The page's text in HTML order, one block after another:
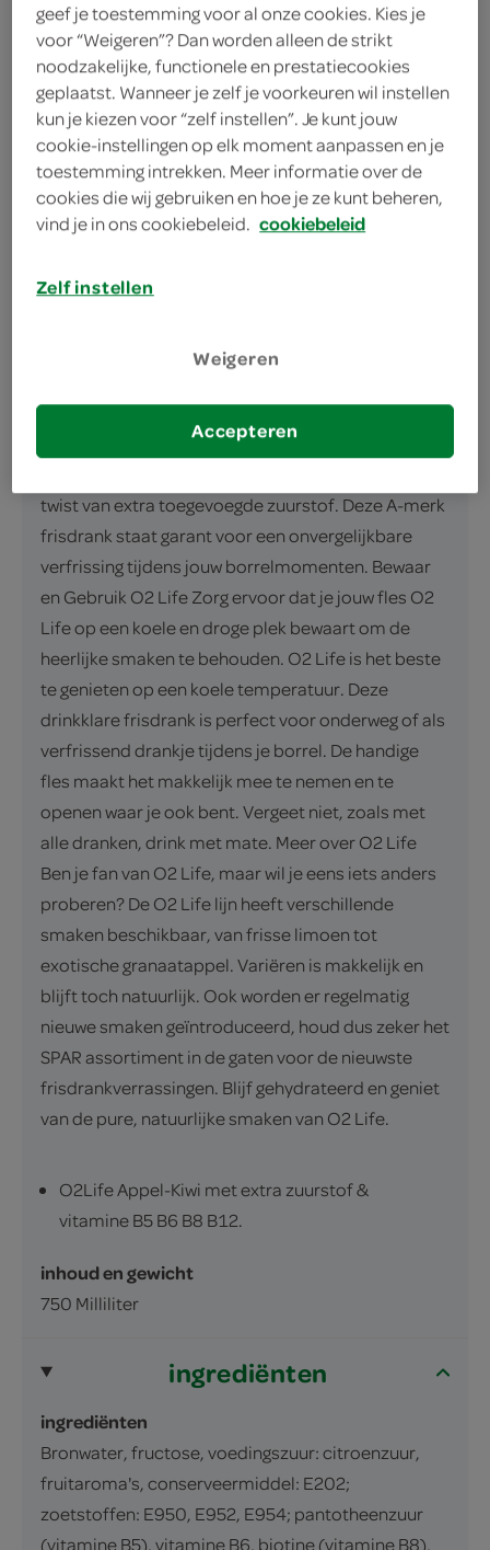
Koolzuurvrij genieten
100% natuurlijk mineraalwater
omschrijving
O2 Life Apple Kiwi: Verfrissing op zijn Best Begin je
dorstlesser van O2 Life. Deze 750 ml fles vol appel-
mineraalwater. Een verfrissende combinatie waar
je geen genoeg van zult krijgen! Geniet van de
twist van extra toegevoegde zuurstof. Deze A-merk
frisdrank staat garant voor een onvergelijkbare
verfrissing tijdens jouw borrelmomenten. Bewaar
en Gebruik O2 Life Zorg ervoor dat je jouw fles O2
Life op een koele en droge plek bewaart om de
heerlijke smaken te behouden. O2 Life is het beste
te genieten op een koele temperatuur. Deze
drinkklare frisdrank is perfect voor onderweg of als
verfrissend drankje tijdens je borrel. De handige
fles maakt het makkelijk mee te nemen en te
openen waar je ook bent. Vergeet niet, zoals met
alle dranken, drink met mate. Meer over O2 Life
Ben je fan van O2 Life, maar wil je eens iets anders
proberen? De O2 Life lijn heeft verschillende
smaken beschikbaar, van frisse limoen tot
exotische granaatappel. Variëren is makkelijk en
blijft toch natuurlijk. Ook worden er regelmatig
nieuwe smaken geïntroduceerd, houd dus zeker het
SPAR assortiment in de gaten voor de nieuwste
frisdrankverrassingen. Blijf gehydrateerd en geniet
van de pure, natuurlijke smaken van O2 Life.
O2Life Appel-Kiwi met extra zuurstof &
vitamine B5 B6 B8 B12.
inhoud en gewicht
750 Milliliter
ingrediënten
ingrediënten
Bronwater, fructose, voedingszuur: citroenzuur,
fruitaroma's, conserveermiddel: E202;
zoetstoffen: E950, E952, E954; pantotheenzuur
(vitamine B5), vitamine B6, biotine (vitamine B8),
geef je toestemming voor al onze cookies. Kies je
voor “Weigeren”? Dan worden alleen de strikt
noodzakelijke, functionele en prestatiecookies
geplaatst. Wanneer je zelf je voorkeuren wil instellen
kun je kiezen voor “zelf instellen”. Je kunt jouw
cookie-instellingen op elk moment aanpassen en je
toestemming intrekken. Meer informatie over de
cookies die wij gebruiken en hoe je ze kunt beheren,
vind je in ons cookiebeleid. cookiebeleid
Zelf instellen
Weigeren
Accepteren